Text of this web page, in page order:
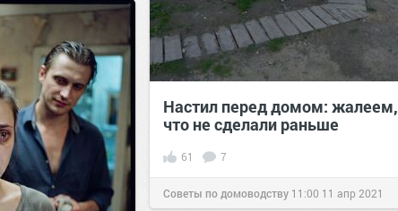
Настил перед домом: жалеем,
что не сделали раньше
61 7
Советы по домоводству 11:00 11 апр 2021